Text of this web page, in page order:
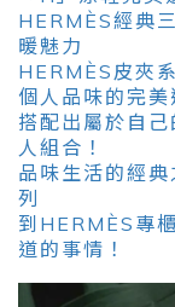
HERMÈS經典
暖魅力
HERMÈS皮夾
個人品味的完美
搭配出屬於自
人組合！
品味生活的經
列
到HERMÈS專
道的事情！